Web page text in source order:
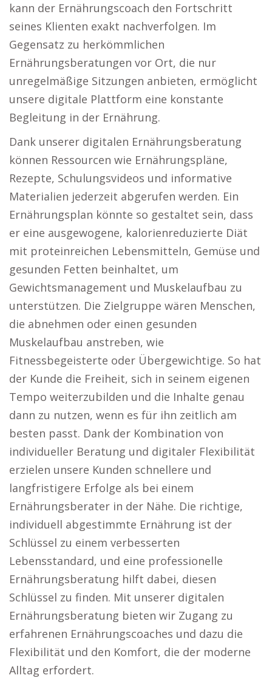
kann der Ernährungscoach den Fortschritt
seines Klienten exakt nachverfolgen. Im
Gegensatz zu herkömmlichen
Ernährungsberatungen vor Ort, die nur
unregelmäßige Sitzungen anbieten, ermöglicht
unsere digitale Plattform eine konstante
Begleitung in der Ernährung.
Dank unserer digitalen Ernährungsberatung
können Ressourcen wie Ernährungspläne,
Rezepte, Schulungsvideos und informative
Materialien jederzeit abgerufen werden. Ein
Ernährungsplan könnte so gestaltet sein, dass
er eine ausgewogene, kalorienreduzierte Diät
mit proteinreichen Lebensmitteln, Gemüse und
gesunden Fetten beinhaltet, um
Gewichtsmanagement und Muskelaufbau zu
unterstützen. Die Zielgruppe wären Menschen,
die abnehmen oder einen gesunden
Muskelaufbau anstreben, wie
Fitnessbegeisterte oder Übergewichtige. So hat
der Kunde die Freiheit, sich in seinem eigenen
Tempo weiterzubilden und die Inhalte genau
dann zu nutzen, wenn es für ihn zeitlich am
besten passt. Dank der Kombination von
individueller Beratung und digitaler Flexibilität
erzielen unsere Kunden schnellere und
langfristigere Erfolge als bei einem
Ernährungsberater in der Nähe. Die richtige,
individuell abgestimmte Ernährung ist der
Schlüssel zu einem verbesserten
Lebensstandard, und eine professionelle
Ernährungsberatung hilft dabei, diesen
Schlüssel zu finden. Mit unserer digitalen
Ernährungsberatung bieten wir Zugang zu
erfahrenen Ernährungscoaches und dazu die
Flexibilität und den Komfort, die der moderne
Alltag erfordert.